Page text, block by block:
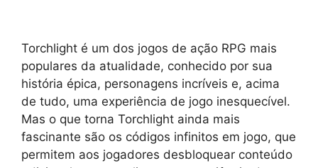
Torchlight é um dos jogos de ação RPG mais
populares da atualidade, conhecido por sua
história épica, personagens incríveis e, acima
de tudo, uma experiência de jogo inesquecível.
Mas o que torna Torchlight ainda mais
fascinante são os códigos infinitos em jogo, que
permitem aos jogadores desbloquear conteúdo